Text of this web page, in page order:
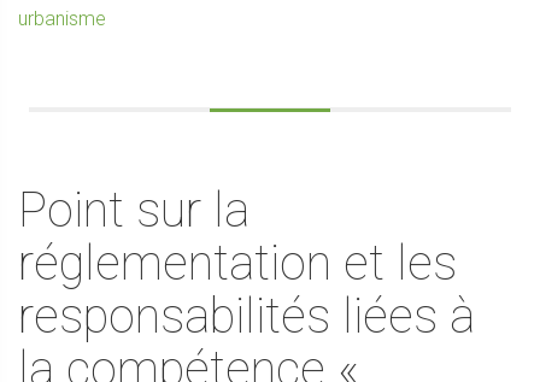
urbanisme
Point sur la
réglementation et les
responsabilités liées à
la compétence «